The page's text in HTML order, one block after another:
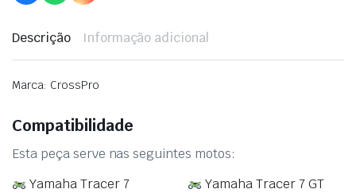
Descrição Informação adicional
Marca: CrossPro
Compatibilidade
Esta peça serve nas seguintes motos:
Yamaha Tracer 7
Yamaha Tracer 7 GT